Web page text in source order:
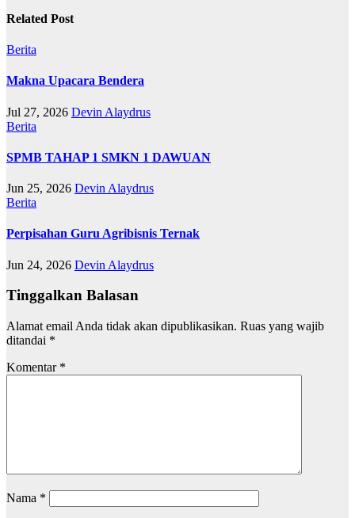
Related Post
Berita
Makna Upacara Bendera
Jul 27, 2026 Devin Alaydrus
Berita
SPMB TAHAP 1 SMKN 1 DAWUAN
Jun 25, 2026 Devin Alaydrus
Berita
Perpisahan Guru Agribisnis Ternak
Jun 24, 2026 Devin Alaydrus
Tinggalkan Balasan
Alamat email Anda tidak akan dipublikasikan. Ruas yang wajib
ditandai *
Komentar *
Nama *